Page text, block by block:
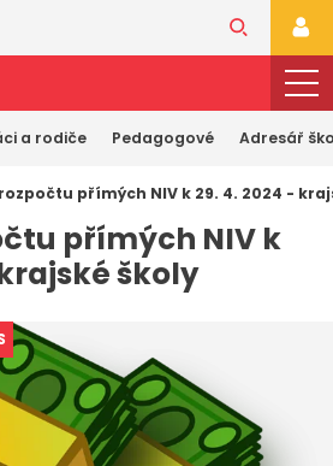
a rodiče Pedagogové Adresář
přímých NIV k 29. 4. 2024 -
přímých NIV k
školy